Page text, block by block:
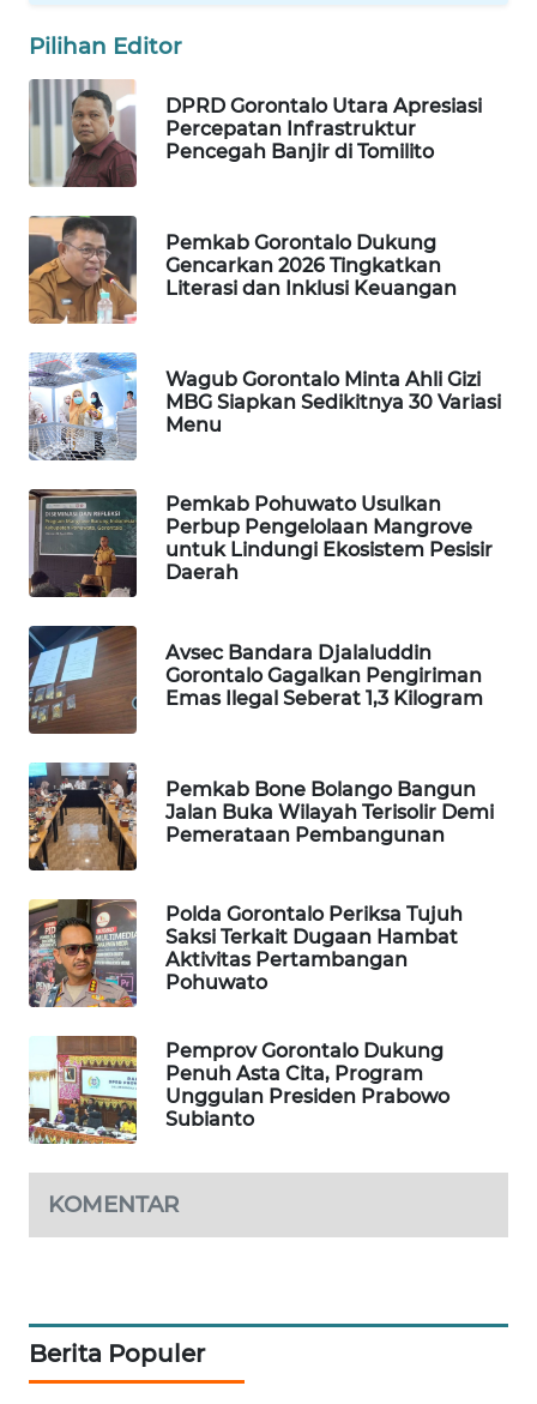
Pilihan Editor
DPRD Gorontalo Utara Apresiasi
Percepatan Infrastruktur
Pencegah Banjir di Tomilito
Pemkab Gorontalo Dukung
Gencarkan 2026 Tingkatkan
Literasi dan Inklusi Keuangan
Wagub Gorontalo Minta Ahli Gizi
MBG Siapkan Sedikitnya 30 Variasi
Menu
Pemkab Pohuwato Usulkan
Perbup Pengelolaan Mangrove
untuk Lindungi Ekosistem Pesisir
Daerah
Avsec Bandara Djalaluddin
Gorontalo Gagalkan Pengiriman
Emas Ilegal Seberat 1,3 Kilogram
Pemkab Bone Bolango Bangun
Jalan Buka Wilayah Terisolir Demi
Pemerataan Pembangunan
Polda Gorontalo Periksa Tujuh
Saksi Terkait Dugaan Hambat
Aktivitas Pertambangan
Pohuwato
Pemprov Gorontalo Dukung
Penuh Asta Cita, Program
Unggulan Presiden Prabowo
Subianto
KOMENTAR
Berita Populer
WAHANA
SELEB
WAHANA
PERSONA
WAHANA
OTOMOTIF
WAHANA
HEALTH
WAHANA
DESA
WISATA
LAPAK
WAHANA
Network
KONSUMEN
LISTRIK
MASYARAKAT
KELISTRIKAN
WALINKI
ID
MAWAKA
ID
MARTABAT
NET
PLN
WATCH
MKLI
LKKI